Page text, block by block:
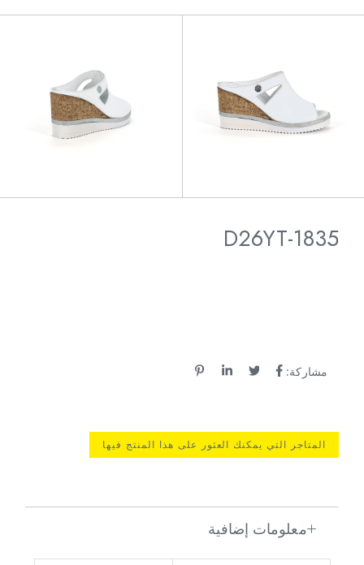
D26YT-1835
مشاركة:
المتاجر التي يمكنك العثور على هذا المنتج فيها
معلومات إضافية